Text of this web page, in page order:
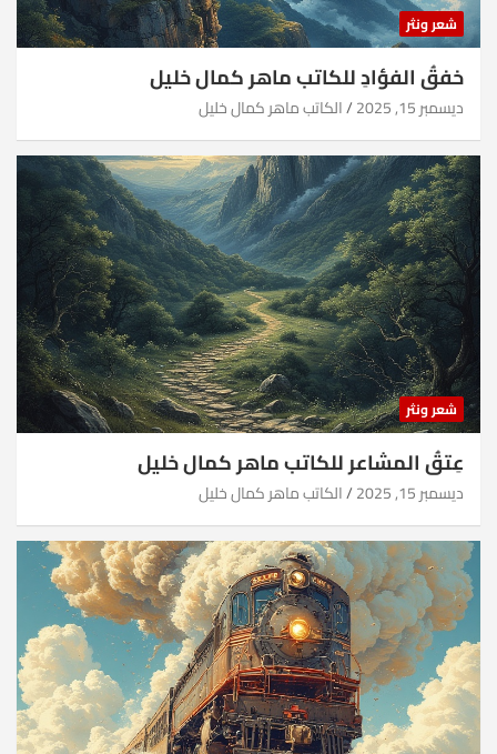
شعر ونثر
خفقُ الفؤادِ للكاتب ماهر كمال خليل
ديسمبر 15, 2025 الكاتب ماهر كمال خليل
شعر ونثر
عِتقُ المشاعر للكاتب ماهر كمال خليل
ديسمبر 15, 2025 الكاتب ماهر كمال خليل